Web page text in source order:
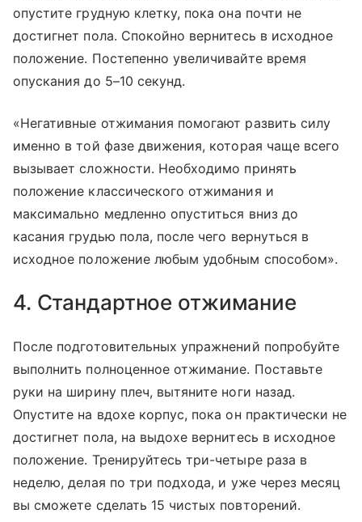
опустите грудную клетку, пока она почти не
достигнет пола. Спокойно вернитесь в исходное
положение. Постепенно увеличивайте время
опускания до 5–10 секунд.
«Негативные отжимания помогают развить силу
именно в той фазе движения, которая чаще всего
вызывает сложности. Необходимо принять
положение классического отжимания и
максимально медленно опуститься вниз до
касания грудью пола, после чего вернуться в
исходное положение любым удобным способом».
4. Стандартное отжимание
После подготовительных упражнений попробуйте
выполнить полноценное отжимание. Поставьте
руки на ширину плеч, вытяните ноги назад.
Опустите на вдохе корпус, пока он практически не
достигнет пола, на выдохе вернитесь в исходное
положение. Тренируйтесь три-четыре раза в
неделю, делая по три подхода, и уже через месяц
вы сможете сделать 15 чистых повторений.